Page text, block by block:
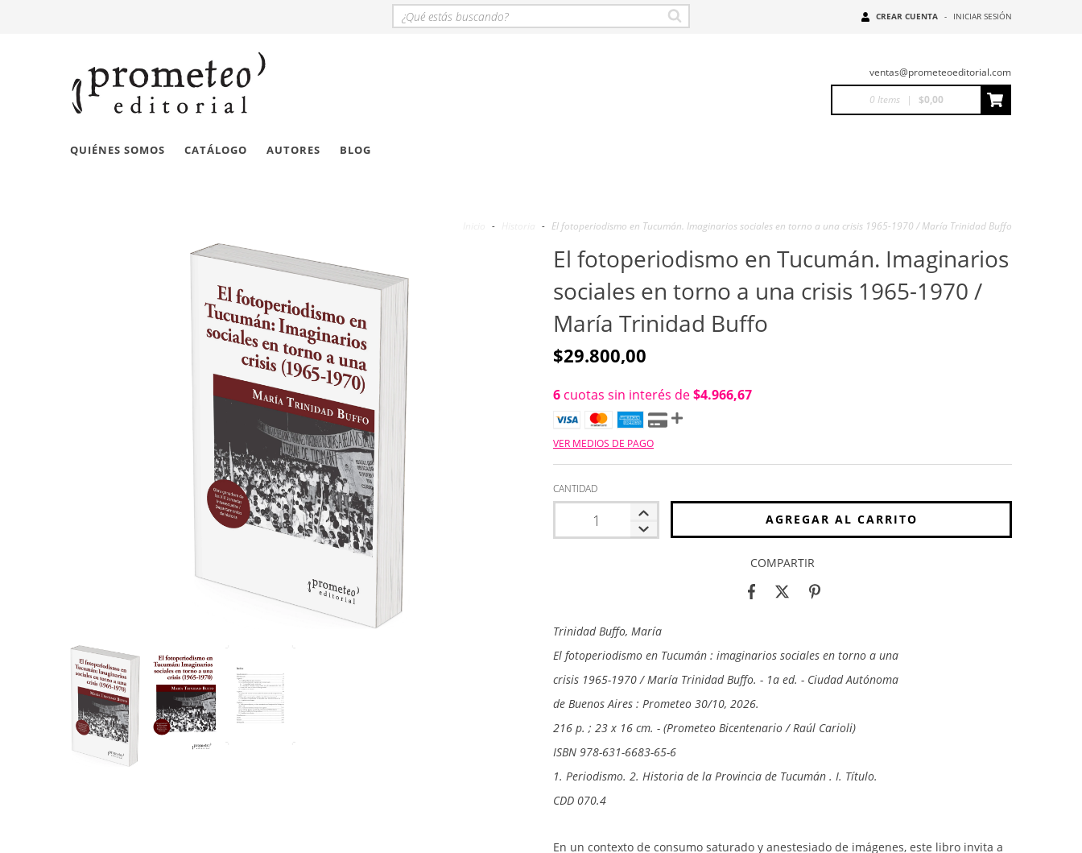
CREAR CUENTA - INICIAR SESIÓN
ventas@prometeoeditorial.com
0 Items | $0,00
QUIÉNES SOMOS CATÁLOGO AUTORES BLOG
- - El fotoperiodismo en Tucumán. Imaginarios sociales en torno a una crisis 1965-1970 / María Trinidad Buffo
El fotoperiodismo en Tucumán. Imaginarios
sociales en torno a una crisis 1965-1970 /
María Trinidad Buffo
$29.800,00
6 cuotas sin interés de$4.966,67
VER MEDIOS DE PAGO
CANTIDAD
COMPARTIR
Trinidad Buffo, María
El fotoperiodismo en Tucumán : imaginarios sociales en torno a una
crisis 1965-1970 / María Trinidad Buffo. - 1a ed. - Ciudad Autónoma
de Buenos Aires : Prometeo 30/10, 2026.
216 p. ; 23 x 16 cm. - (Prometeo Bicentenario / Raúl Carioli)
ISBN 978-631-6683-65-6
1. Periodismo. 2. Historia de la Provincia de Tucumán . I. Título.
CDD 070.4
En un contexto de consumo saturado y anestesiado de imágenes, este libro invita a